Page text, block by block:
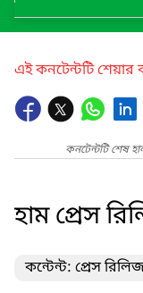
এই কনটেন্টটি
কনটেন্টটি শেষ
হাম প্রেস
কন্টেন্ট: প্রেস